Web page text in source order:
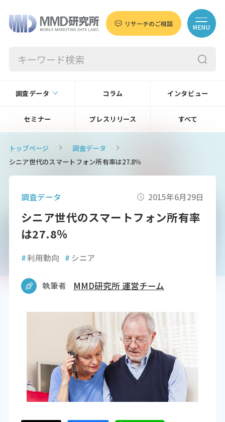
リサーチのご相談 MENU
調査データ コラム インタビュー
セミナー プレスリリース すべて
トップページ
調査データ
シニア世代のスマートフォン所有率は27.8％
調査データ 2015年6月29日
シニア世代のスマートフォン所有率
は27.8％
#利用動向 # シニア
執筆者 MMD研究所 運営チーム